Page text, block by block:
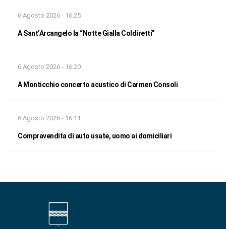
6 Agosto 2026 - 16:25
A Sant’Arcangelo la “Notte Gialla Coldiretti”
6 Agosto 2026 - 16:20
A Monticchio concerto acustico di Carmen Consoli
6 Agosto 2026 - 16:11
Compravendita di auto usate, uomo ai domiciliari